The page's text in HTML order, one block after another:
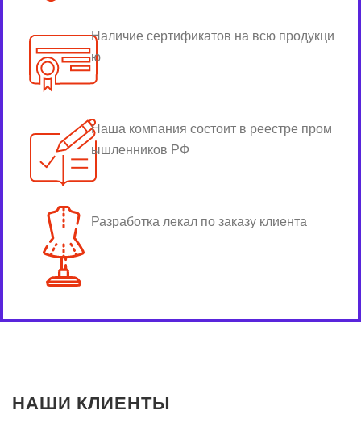
Наличие сертификатов на всю продукци
ю
Наша компания состоит в реестре пром
ышленников РФ
Разработка лекал по заказу клиента
НАШИ КЛИЕНТЫ